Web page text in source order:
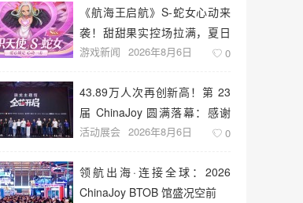
《航海王启航》S-蛇女心动来
袭！甜甜果实控场拉满，夏日
盛宴开启
游戏新闻 2026年8月6日 0
43.89万人次再创新高！第 23
届 ChinaJoy 圆满落幕：感谢
有你，共赴这场“与 AI 同游”的
活动展会 2026年8月6日 0
领航出海·连接全球：2026
ChinaJoy BTOB 馆盛况空前